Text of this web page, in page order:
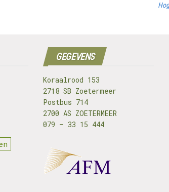
GEGEVENS
Koraalrood 153
2718 SB Zoetermeer
Postbus 714
2700 AS ZOETERMEER
079 – 33 15 444